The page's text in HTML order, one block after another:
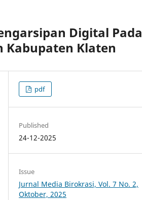
Digital Pada
Kabupaten Klaten
pdf
Published
24-12-2025
Issue
Jurnal Media Birokrasi, Vol. 7 No. 2,
Oktober, 2025